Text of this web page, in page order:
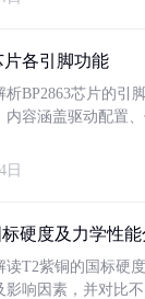
片各引脚功能
析BP2863芯片的引
内容涵盖驱动配置
日
硬度及力学性
读T2紫铜的国标硬
影响因素，并对比